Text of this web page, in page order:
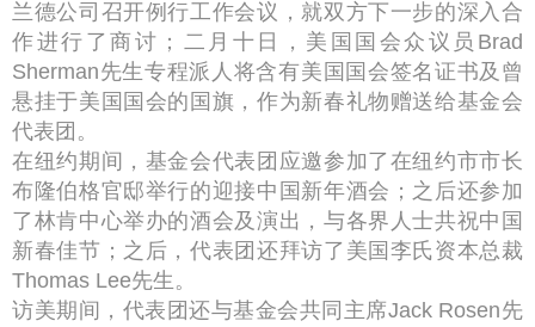
兰德公司召开例行工作会议，就双方下一步的深入合
作进行了商讨；二月十日，美国国会众议员Brad
Sherman先生专程派人将含有美国国会签名证书及曾
悬挂于美国国会的国旗，作为新春礼物赠送给基金会
代表团。
在纽约期间，基金会代表团应邀参加了在纽约市市长
布隆伯格官邸举行的迎接中国新年酒会；之后还参加
了林肯中心举办的酒会及演出，与各界人士共祝中国
新春佳节；之后，代表团还拜访了美国李氏资本总裁
Thomas Lee先生。
访美期间，代表团还与基金会共同主席Jack Rosen先